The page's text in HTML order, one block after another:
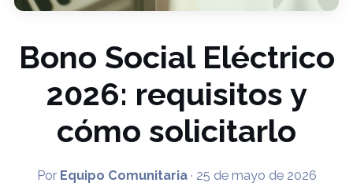
Bono Social Eléctrico
2026: requisitos y
cómo solicitarlo
Por Equipo Comunitaria· 25 de mayo de 2026